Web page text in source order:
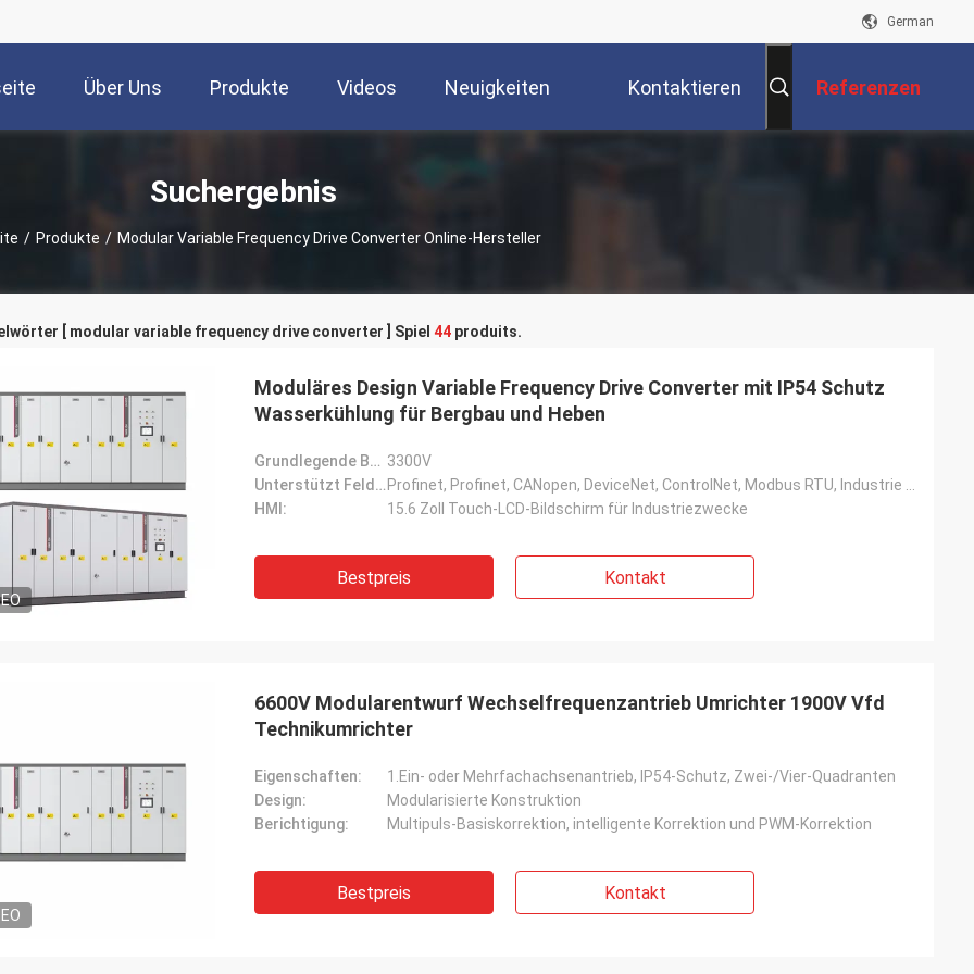
German
Über Uns Produkte Videos Neuigkeiten Kontaktieren Referenzen
Suchergebnis
/ Produkte / Modular Variable Frequency Drive Converter Online-Hersteller
[ modular variable frequency drive converter ] Spiel 44 produits.
Moduläres Design Variable Frequency Drive Converter mit IP54 Schutz
Wasserkühlung für Bergbau und Heben
Grundlegende Berichtigung Eingangsspannung: 3300V
Unterstützt Feldbus:
HMI:
15.6 Zoll Touch-LCD-Bildschirm für Industriezwecke
Bestpreis Kontakt
6600V Modularentwurf Wechselfrequenzantrieb Umrichter 1900V Vfd
Technikumrichter
Eigenschaften:
1.Ein- oder Mehrfachachsenantrieb, IP54-Schutz, Zwei-/Vier-Quadranten
Design:
Modularisierte Konstruktion
Berichtigung:
Multipuls-Basiskorrektion, intelligente Korrektion und PWM-Korrektion
Bestpreis Kontakt